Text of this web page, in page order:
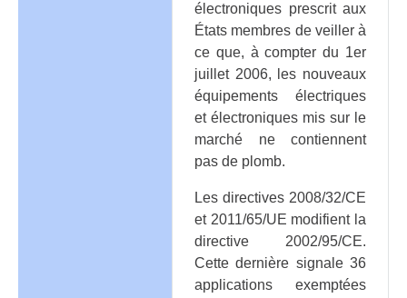
électroniques prescrit aux
États membres de veiller à
ce que, à compter du 1er
juillet 2006, les nouveaux
équipements électriques
et électroniques mis sur le
marché ne contiennent
pas de plomb.
Les directives 2008/32/CE
et 2011/65/UE modifient la
directive 2002/95/CE.
Cette dernière signale 36
applications exemptées